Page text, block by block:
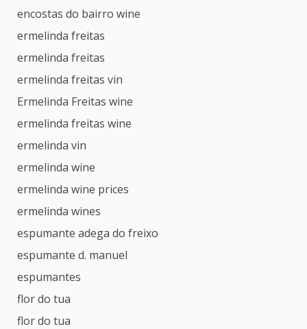
encostas do bairro wine
ermelinda freitas
ermelinda freitas
ermelinda freitas vin
Ermelinda Freitas wine
ermelinda freitas wine
ermelinda vin
ermelinda wine
ermelinda wine prices
ermelinda wines
espumante adega do freixo
espumante d. manuel
espumantes
flor do tua
flor do tua